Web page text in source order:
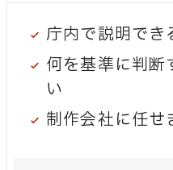
庁内で説明でき
何を基準に判断
い
制作会社に任せ